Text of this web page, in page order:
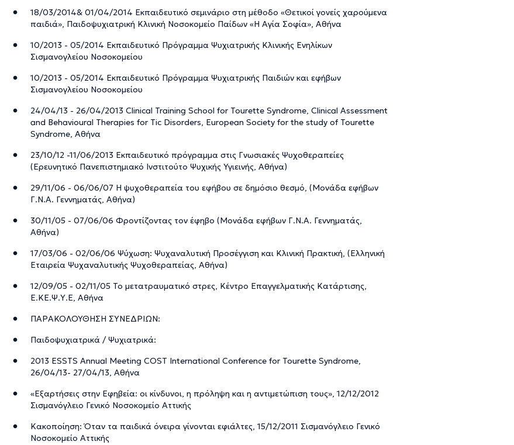
18/03/2014& 01/04/2014 Εκπαιδευτικό σεμινάριο στη μέθοδο «Θετικοί γονείς χαρούμενα
παιδιά», Παιδοψυχιατρική Κλινική Νοσοκομείο Παίδων «Η Αγία Σοφία», Αθήνα
10/2013 - 05/2014 Εκπαιδευτικό Πρόγραμμα Ψυχιατρικής Κλινικής Ενηλίκων
Σισμανογλείου Νοσοκομείου
10/2013 - 05/2014 Εκπαιδευτικό Πρόγραμμα Ψυχιατρικής Παιδιών και εφήβων
Σισμανογλείου Νοσοκομείου
24/04/13 - 26/04/2013 Clinical Training School for Tourette Syndrome, Clinical Assessment
and Behavioural Therapies for Tic Disorders, European Society for the study of Tourette
Syndrome, Αθήνα
23/10/12 -11/06/2013 Εκπαιδευτικό πρόγραμμα στις Γνωσιακές Ψυχοθεραπείες
(Ερευνητικό Πανεπιστημιακό Ινστιτούτο Ψυχικής Υγιεινής, Αθήνα)
29/11/06 - 06/06/07 Η ψυχοθεραπεία του εφήβου σε δημόσιο θεσμό, (Μονάδα εφήβων
Γ.Ν.Α. Γεννηματάς, Αθήνα)
30/11/05 - 07/06/06 Φροντίζοντας τον έφηβο (Μονάδα εφήβων Γ.Ν.Α. Γεννηματάς,
Αθήνα)
17/03/06 - 02/06/06 Ψύχωση: Ψυχαναλυτική Προσέγγιση και Κλινική Πρακτική, (Ελληνική
Εταιρεία Ψυχαναλυτικής Ψυχοθεραπείας, Αθήνα)
12/09/05 - 02/11/05 Το μετατραυματικό στρες, Κέντρο Επαγγελματικής Κατάρτισης,
Ε.ΚΕ.Ψ.Υ.Ε, Αθήνα
ΠΑΡΑΚΟΛΟΥΘΗΣΗ ΣΥΝΕΔΡΙΩΝ:
Παιδοψυχιατρικά / Ψυχιατρικά:
2013 ESSTS Annual Meeting COST International Conference for Tourette Syndrome,
26/04/13- 27/04/13, Αθήνα
«Εξαρτήσεις στην Εφηβεία: οι κίνδυνοι, η πρόληψη και η αντιμετώπιση τους», 12/12/2012
Σισμανόγλειο Γενικό Νοσοκομείο Αττικής
Κακοποίηση: Όταν τα παιδικά όνειρα γίνονται εφιάλτες, 15/12/2011 Σισμανόγλειο Γενικό
Νοσοκομείο Αττικής